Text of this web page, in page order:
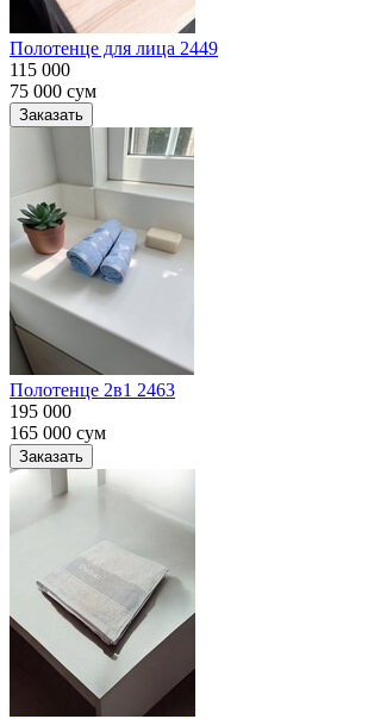
Полотенце для лица 2449
115 000
75 000 сум
Заказать
Полотенце 2в1 2463
195 000
165 000 сум
Заказать